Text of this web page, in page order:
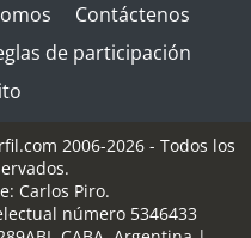
Contáctenos
de participación
2006-2026 - Todos los
Carlos Piro.
número 5346433